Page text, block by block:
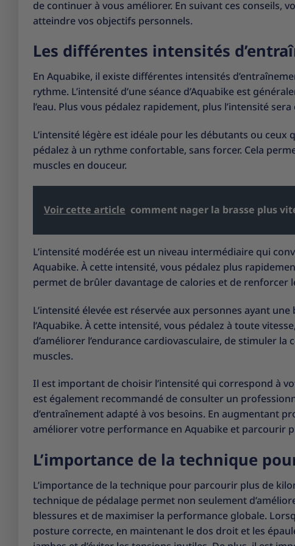
de continuer à vous améliorer. En suivant ces
atteindre vos objectifs personnels.
Les différentes intensités
En Aquabike, il existe différentes intensités
rythme. L’intensité d’une séance d’Aquabike est
l’eau. Plus vous pédalez rapidement, plus l’intensité sera
L’intensité légère est idéale pour les débutants ou
pédalez à un rythme confortable, sans forcer. Cela
muscles en douceur.
Voir cette article comment nager la brasse plus
L’intensité modérée est un niveau intermédiaire qui
Aquabike. À cette intensité, vous pédalez plus
permet de brûler davantage de calories et de renforcer
L’intensité élevée est réservée aux personnes ayant
l’Aquabike. À cette intensité, vous pédalez à toute
d’améliorer l’endurance cardiovasculaire, de stimuler
muscles.
Il est important de choisir l’intensité qui correspond à
est également recommandé de consulter un
d’entraînement adapté à vos besoins. En augmentant
améliorer votre performance en Aquabike et parcourir
L’importance de la technique
L’importance de la technique pour parcourir plus de
technique de pédalage permet non seulement
blessures et de maximiser la performance globale.
posture correcte, en maintenant le dos droit et les